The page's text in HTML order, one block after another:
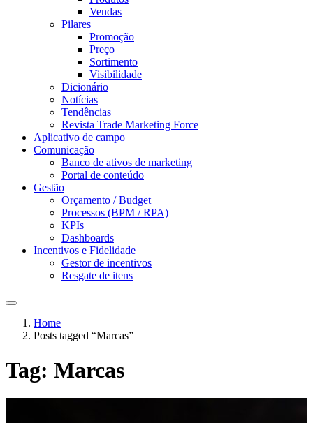
Vendas
Pilares
Promoção
Preço
Sortimento
Visibilidade
Dicionário
Notícias
Tendências
Revista Trade Marketing Force
Aplicativo de campo
Comunicação
Banco de ativos de marketing
Portal de conteúdo
Gestão
Orçamento / Budget
Processos (BPM / RPA)
KPIs
Dashboards
Incentivos e Fidelidade
Gestor de incentivos
Resgate de itens
Home
Posts tagged “Marcas”
Tag: Marcas